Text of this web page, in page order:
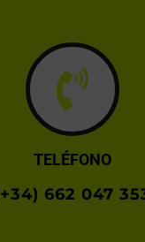
TELÉFONO
662 047